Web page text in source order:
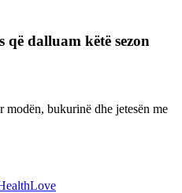
që dalluam këtë sezon
modën, bukurinë dhe jetesën me
Love